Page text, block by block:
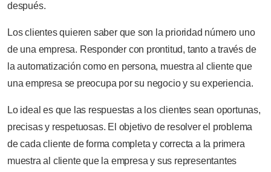
después.
Los clientes quieren saber que son la prioridad número uno
de una empresa. Responder con prontitud, tanto a través de
la automatización como en persona, muestra al cliente que
una empresa se preocupa por su negocio y su experiencia.
Lo ideal es que las respuestas a los clientes sean oportunas,
precisas y respetuosas. El objetivo de resolver el problema
de cada cliente de forma completa y correcta a la primera
muestra al cliente que la empresa y sus representantes